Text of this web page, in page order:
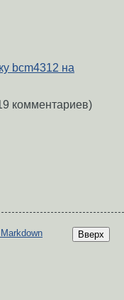
bcm4312 на
комментариев)
Вверх